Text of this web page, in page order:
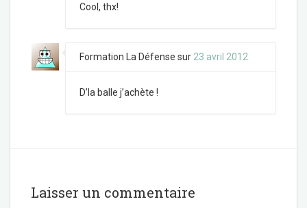
Cool, thx!
Formation La Défense sur 23 avril 2012
D’la balle j’achète !
Laisser un commentaire